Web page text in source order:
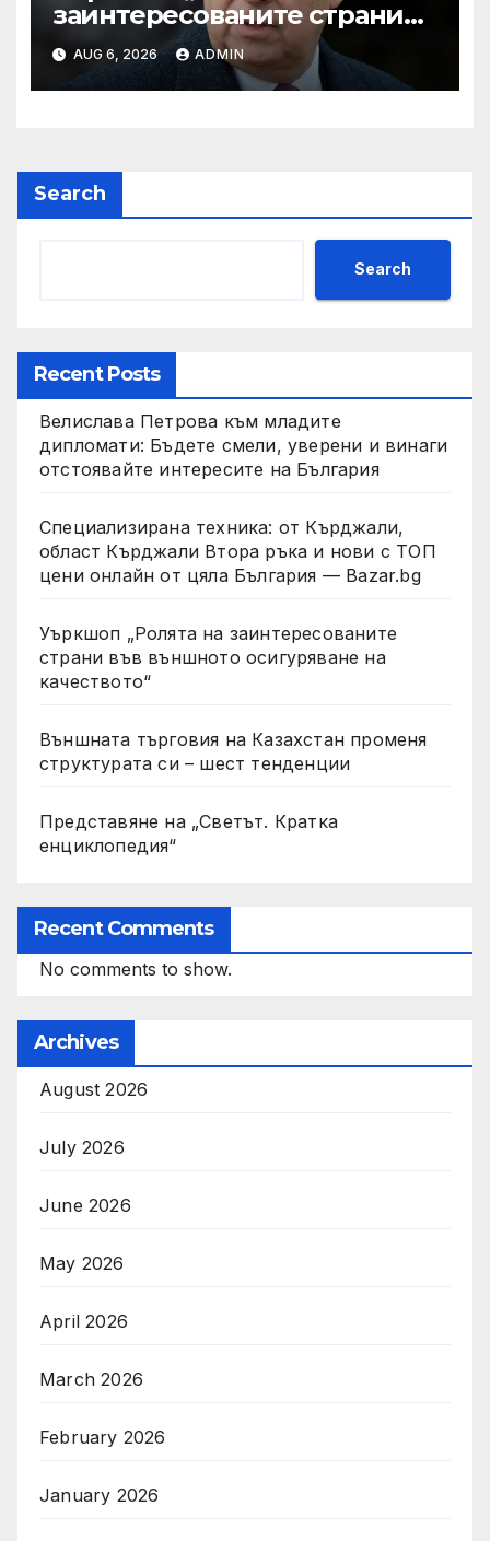
заинтересованите страни
във външното осигуряване
на качеството“
AUG 6, 2026 ADMIN
Search
Search
Recent Posts
Велислава Петрова към младите
дипломати: Бъдете смели, уверени и винаги
отстоявайте интересите на България
Специализирана техника: от Кърджали,
област Кърджали Втора ръка и нови с ТОП
цени онлайн от цяла България — Bazar.bg
Уъркшоп „Ролята на заинтересованите
страни във външното осигуряване на
качеството“
Външната търговия на Казахстан променя
структурата си – шест тенденции
Представяне на „Светът. Кратка
енциклопедия“
Recent Comments
No comments to show.
Archives
August 2026
July 2026
June 2026
May 2026
April 2026
March 2026
February 2026
January 2026